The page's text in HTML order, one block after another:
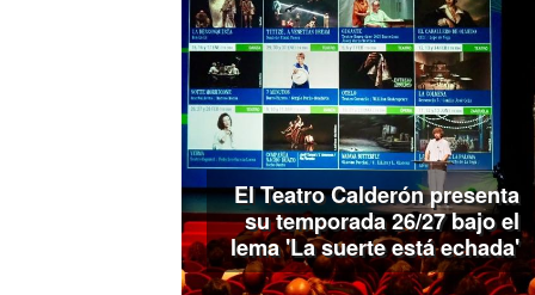
El Teatro Calderón presenta
su temporada 26/27 bajo el
lema 'La suerte está echada'